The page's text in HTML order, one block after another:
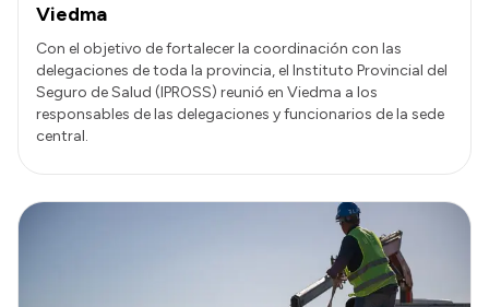
Viedma
Con el objetivo de fortalecer la coordinación con las
delegaciones de toda la provincia, el Instituto Provincial del
Seguro de Salud (IPROSS) reunió en Viedma a los
responsables de las delegaciones y funcionarios de la sede
central.